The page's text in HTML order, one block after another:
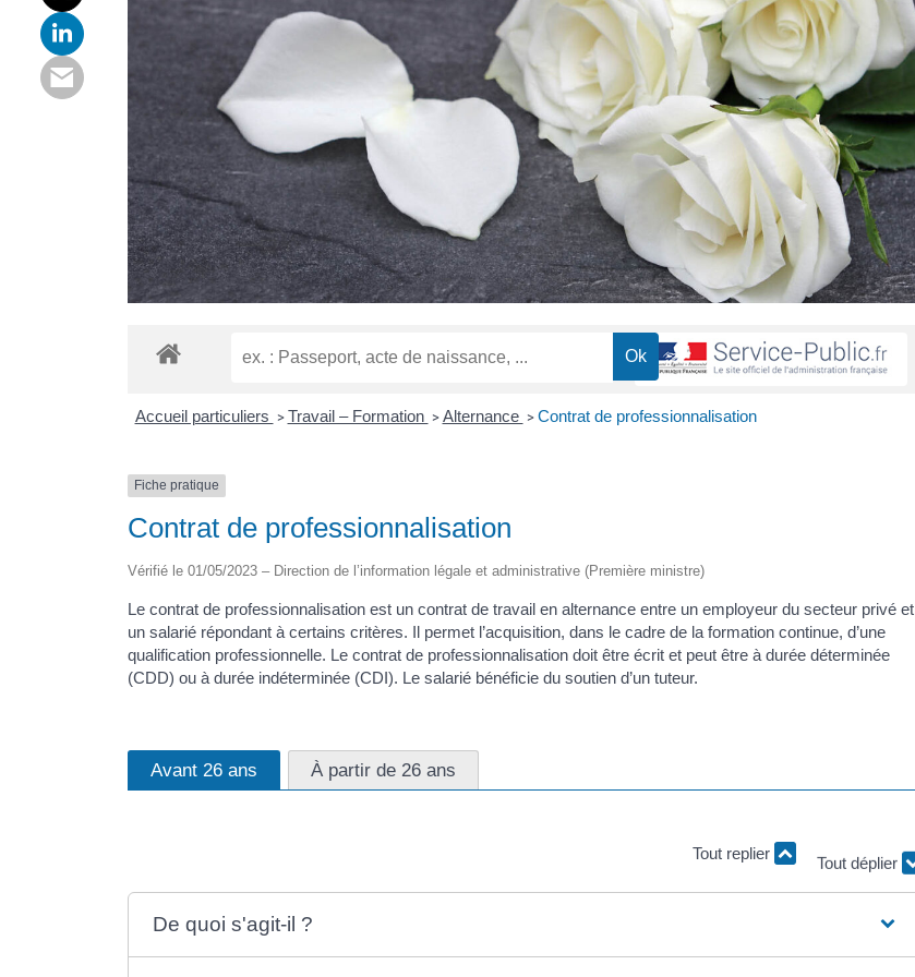
Accueil particuliers > Travail – Formation > Alternance > Contrat de professionnalisation
Fiche pratique
Contrat de professionnalisation
Vérifié le 01/05/2023 – Direction de l’information légale et administrative (Première ministre)
Le contrat de professionnalisation est un contrat de travail en alternance entre un employeur du secteur privé et
un salarié répondant à certains critères. Il permet l’acquisition, dans le cadre de la formation continue, d’une
qualification professionnelle. Le contrat de professionnalisation doit être écrit et peut être à durée déterminée
(CDD) ou à durée indéterminée (CDI). Le salarié bénéficie du soutien d’un tuteur.
Avant 26 ans À partir de 26 ans
Tout replier
De quoi s'agit-il ?